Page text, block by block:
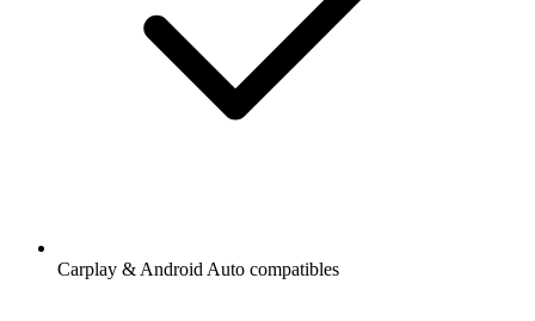
Carplay & Android Auto compatibles